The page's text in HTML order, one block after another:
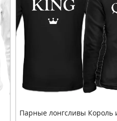
Парные лонгсливы Король